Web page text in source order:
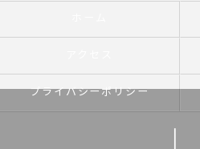
プライバシーポリシー